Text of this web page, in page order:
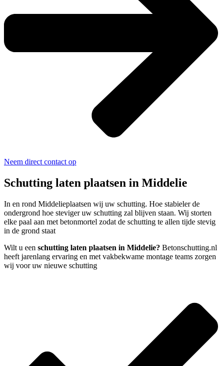
Neem direct contact op
Schutting laten plaatsen in Middelie
In en rond Middelieplaatsen wij uw schutting. Hoe stabieler de
ondergrond hoe steviger uw schutting zal blijven staan. Wij storten
elke paal aan met betonmortel zodat de schutting te allen tijde stevig
in de grond staat
Wilt u een schutting laten plaatsen in Middelie? Betonschutting.nl
heeft jarenlang ervaring en met vakbekwame montage teams zorgen
wij voor uw nieuwe schutting